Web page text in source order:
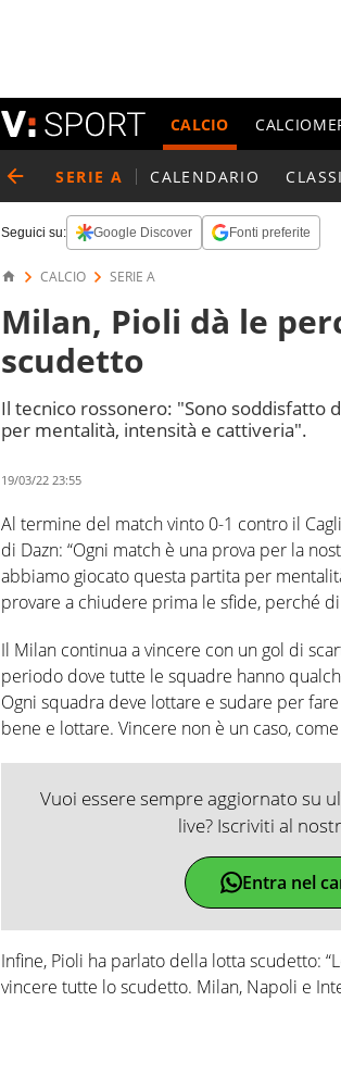
CALCIO
SERIE A CALENDARIO
Seguici su: Google Discover Fonti preferite
CALCIO SERIE A
Milan, Pioli dà le
scudetto
Il tecnico rossonero: "Sono soddisfatto
per mentalità, intensità e cattiveria".
19/03/22 23:55
Al termine del match vinto 0-1 contro il
di Dazn: “Ogni match è una prova per la
abbiamo giocato questa partita per
provare a chiudere prima le sfide, perché
Il Milan continua a vincere con un gol di
periodo dove tutte le squadre hanno
Ogni squadra deve lottare e sudare per
bene e lottare. Vincere non è un caso,
Vuoi essere sempre aggiornato su
live? Iscriviti al
Entra nel
Infine, Pioli ha parlato della lotta scudetto:
vincere tutte lo scudetto. Milan, Napoli e